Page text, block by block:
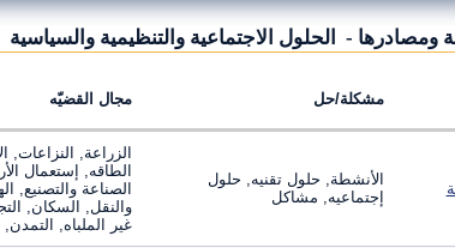
- الحلول الاجتماعية والتنظيمية والسياسية
مشكلة/حل مجال القضيّه
الأنشطة, حلول تقنيه, حلول
إجتماعيه, مشاكل
الزراعة, النزاعات,
الطاقه, إستعمال
الصناعة والتصنيع,
والنقل, السكان,
غير الملباه, التمدن,